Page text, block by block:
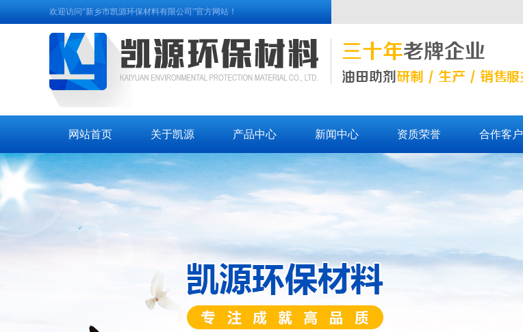
欢迎访问“新乡市凯源环保材料有限公司”官方网站！
网站首页 关于凯源 产品中心 新闻中心 资质荣誉 合作客户